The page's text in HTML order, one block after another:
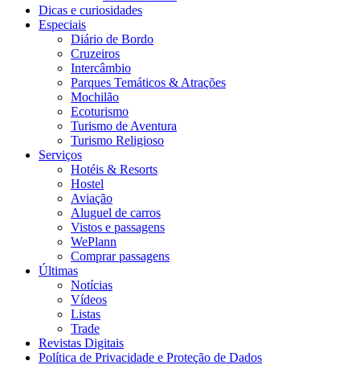
Dicas e curiosidades
Especiais
Diário de Bordo
Cruzeiros
Intercâmbio
Parques Temáticos & Atrações
Mochilão
Ecoturismo
Turismo de Aventura
Turismo Religioso
Serviços
Hotéis & Resorts
Hostel
Aviação
Aluguel de carros
Vistos e passagens
WePlann
Comprar passagens
Últimas
Notícias
Vídeos
Listas
Trade
Revistas Digitais
Política de Privacidade e Proteção de Dados